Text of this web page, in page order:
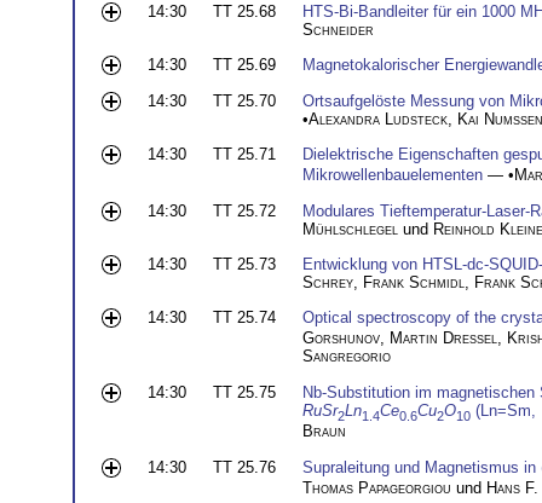
14:30
TT 25.68
HTS-Bi-Bandleiter für ein 1000
Schneider
14:30
TT 25.69
Magnetokalorischer
14:30
TT 25.70
Ortsaufgelöste Messung von
•Alexandra Ludsteck Kai Numssen
14:30
TT 25.71
Dielektrische Eigenschaften
Mikrowellenbauelementen — •
14:30
TT 25.72
Modulares Tieftemperatur-Laser-
Mühlschlegel und Reinhold
14:30
TT 25.73
Entwicklung von HTSL-dc-
Schrey Frank Schmidl
Frank
14:30
TT 25.74
Optical spectroscopy of the
Gorshunov, Martin Dressel,
Sangregorio
14:30
TT 25.75
Nb-Substitution im magnetischen
RuSr2Ln1.4Ce0.6Cu2O10 (Ln=Sm,
Braun
14:30
TT 25.76
Supraleitung und Magnetismus in
Thomas Papageorgiou und Hans